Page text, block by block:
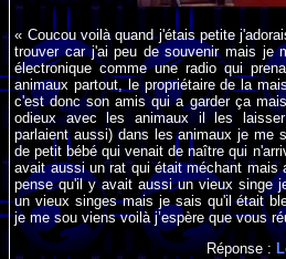
« Coucou voilà quand j'étais petite
trouver car j'ai peu de souvenir mais je
électronique comme une radio qui
animaux partout, le propriétaire de la
c'est donc son amis qui a garder ça
odieux avec les animaux il les
parlaient aussi) dans les animaux je me
de petit bébé qui venait de naître qui
avait aussi un rat qui était méchant
pense qu'il y avait aussi un vieux singe
un vieux singes mais je sais qu'il était
je me sou viens voilà j’espère que vous
Réponse :